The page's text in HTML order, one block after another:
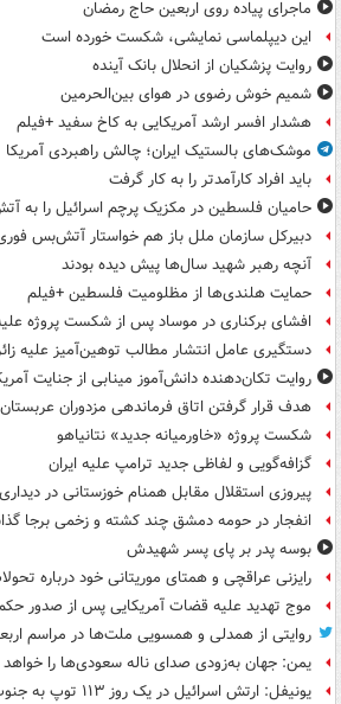
ماجرای پیاده روی اربعین حاج رمضان
این دیپلماسی نمایشی، شکست خورده است
روایت پزشکیان از انحلال بانک آینده
شمیم خوش رضوی در هوای بین‌الحرمین
هشدار افسر ارشد آمریکایی به کاخ سفید +فیلم
موشک‌های بالستیک ایران؛ چالش راهبردی آمریکا
باید افراد کارآمدتر را به کار گرفت
حامیان فلسطین در مکزیک پرچم اسرائیل را به
دبیرکل سازمان ملل باز هم خواستار آتش‌بس
آنچه رهبر شهید سال‌ها پیش دیده بودند
حمایت هلندی‌ها از مظلومیت فلسطین +فیلم
افشای برکناری در موساد پس از شکست پروژه
دستگیری عامل انتشار مطالب توهین‌آمیز علیه
روایت تکان‌دهنده دانش‌آموز مینابی از جنایت
هدف قرار گرفتن اتاق‌ فرماندهی مزدوران
شکست پروژه «خاورمیانه جدید» نتانیاهو
گزافه‌گویی و لفاظی جدید ترامپ علیه ایران
پیروزی استقلال مقابل همنام خوزستانی در
انفجار در حومه دمشق چند کشته و زخمی برجا
بوسه‌ پدر بر پای پسر شهیدش
رایزنی عراقچی و همتای موریتانی خود درباره
موج تهدید علیه قضات آمریکایی پس از صدور
روایتی از همدلی و همسویی ملت‌ها در مراسم
یمن: جهان به‌زودی صدای ناله سعودی‌ها را
یونیفل: ارتش اسرائیل در یک روز ۱۱۳ توپ به جنوب لبنان شلیک کرده است